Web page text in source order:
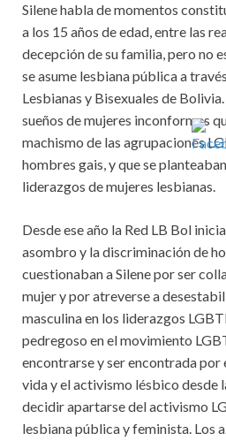
Silene habla de momentos
a los 15 años de edad, entre las
decepción de su familia, pero no
se asume lesbiana pública a
Lesbianas y Bisexuales de
sueños de mujeres inconformes
machismo de las agrupaciones
hombres gais, y que se
liderazgos de mujeres lesbianas.
Desde ese año la Red LB Bol
asombro y la discriminación de
cuestionaban a Silene por ser
mujer y por atreverse a
masculina en los liderazgos
pedregoso en el movimiento
encontrarse y ser encontrada por
vida y el activismo lésbico desde
decidir apartarse del activismo
lesbiana pública y feminista. Los